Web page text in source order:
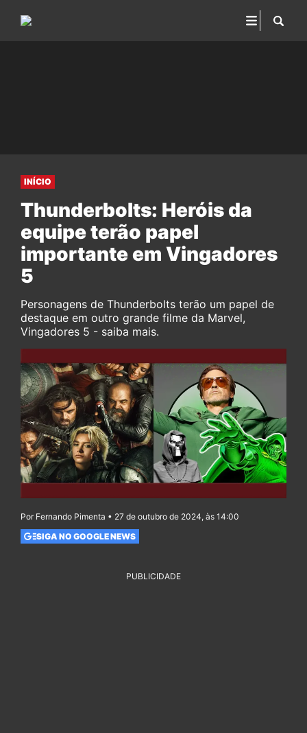
INÍCIO
Thunderbolts: Heróis da
equipe terão papel
importante em Vingadores
5
Personagens de Thunderbolts terão um papel de
destaque em outro grande filme da Marvel,
Vingadores 5 - saiba mais.
Por Fernando Pimenta • 27 de outubro de 2024, às 14:00
SIGA NO GOOGLE NEWS
PUBLICIDADE